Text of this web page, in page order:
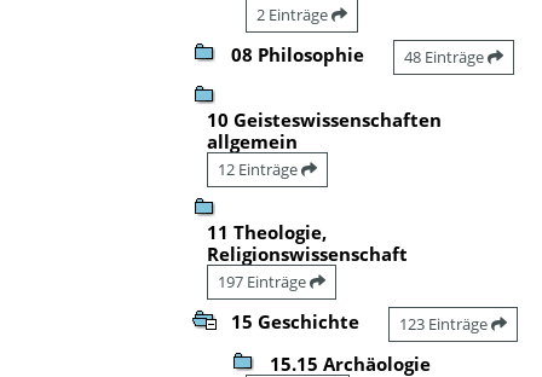
2 Einträge
08 Philosophie 48 Einträge
10 Geisteswissenschaften
allgemein
12 Einträge
11 Theologie,
Religionswissenschaft
197 Einträge
15 Geschichte 123 Einträge
15.15 Archäologie